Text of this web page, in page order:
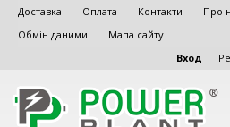
Доставка Оплата Контакти Про
Обмін даними
Мапа сайту
Вход